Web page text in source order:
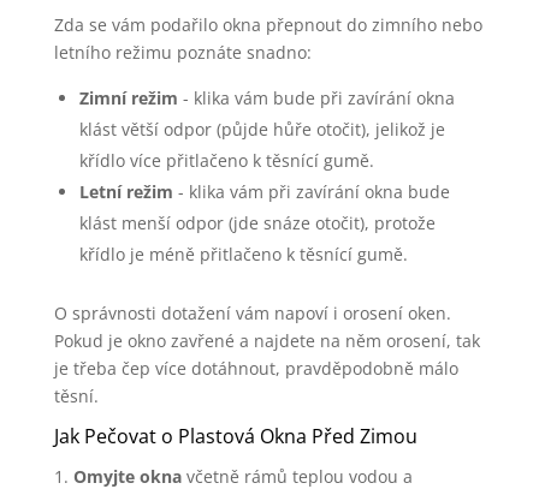
Zda se vám podařilo okna přepnout do zimního nebo
letního režimu poznáte snadno:
Zimní režim - klika vám bude při zavírání okna
klást větší odpor (půjde hůře otočit), jelikož je
křídlo více přitlačeno k těsnící gumě.
Letní režim - klika vám při zavírání okna bude
klást menší odpor (jde snáze otočit), protože
křídlo je méně přitlačeno k těsnící gumě.
O správnosti dotažení vám napoví i orosení oken.
Pokud je okno zavřené a najdete na něm orosení, tak
je třeba čep více dotáhnout, pravděpodobně málo
těsní.
Jak Pečovat o Plastová Okna Před Zimou
Omyjte oknavčetně rámů teplou vodou a